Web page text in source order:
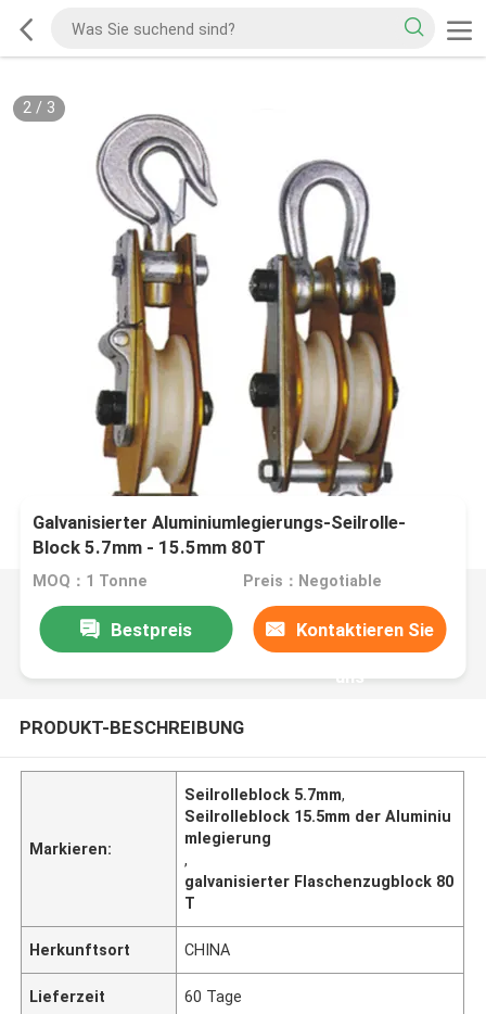
2/ 3
Galvanisierter Aluminiumlegierungs-Seilrolle-
Block 5.7mm - 15.5mm 80T
MOQ：1 Tonne Preis：Negotiable
Bestpreis Kontaktieren Sie
uns
PRODUKT-BESCHREIBUNG
Markieren:
Seilrolleblock 5.7mm,
Seilrolleblock 15.5mm der Aluminiu
mlegierung
,
galvanisierter Flaschenzugblock 80
T
Herkunftsort CHINA
Lieferzeit 60 Tage